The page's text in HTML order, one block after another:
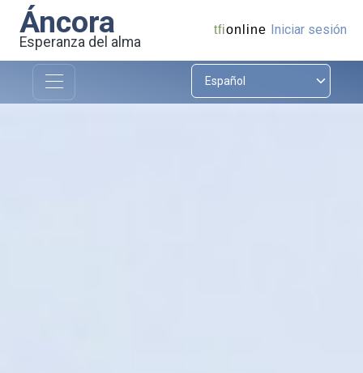
Áncora
Esperanza del alma
tfionline Iniciar sesión